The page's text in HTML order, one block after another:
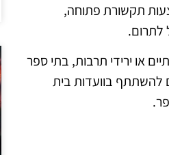
תקשורת פתוחה,
לתרום.
או ירידי תרבות, בתי ספר
להשתתף בוועדות בית